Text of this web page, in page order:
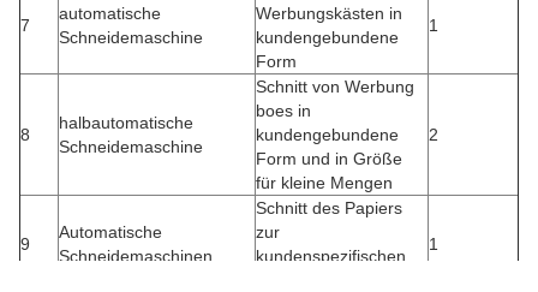
7
automatische
Schneidemaschine
Werbungskästen in
kundengebundene
Form
1
8
halbautomatische
Schneidemaschine
Schnitt von Werbung
boes in
kundengebundene
Form und in Größe
für kleine Mengen
2
9
Automatische
Schneidemaschinen
Schnitt des Papiers
zur
kundenspezifischen
1